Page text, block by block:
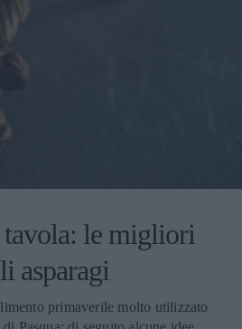
tavola: le migliori
asparagi
primaverile molto utilizzato